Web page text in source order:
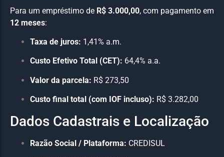
Para um empréstimo de R$ 3.000,00, com pagamento em
12 meses:
Taxa de juros: 1,41% a.m.
Custo Efetivo Total (CET): 64,4% a.a.
Valor da parcela: R$ 273,50
Custo final total (com IOF incluso): R$ 3.282,00
Dados Cadastrais e Localização
Razão Social / Plataforma: CREDISUL